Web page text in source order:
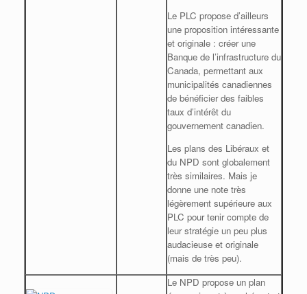
Le PLC propose d’ailleurs
une proposition intéressante
et originale : créer une
Banque de l’infrastructure du
Canada, permettant aux
municipalités canadiennes
de bénéficier des faibles
taux d’intérêt du
gouvernement canadien.
Les plans des Libéraux et
du NPD sont globalement
très similaires. Mais je
donne une note très
légèrement supérieure aux
PLC pour tenir compte de
leur stratégie un peu plus
audacieuse et originale
(mais de très peu).
Le NPD propose un plan